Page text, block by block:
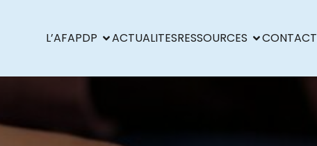
L’AFAPDP ACTUALITESRESSOURCES CONTACT